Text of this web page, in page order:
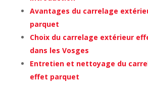
Avantages du carrelage
parquet
Choix du carrelage extérieur
dans les Vosges
Entretien et nettoyage du
effet parquet